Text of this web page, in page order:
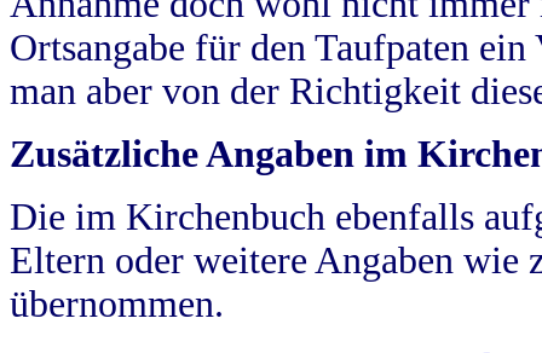
Ortsangabe für den Taufpaten
man aber von der Richtigkeit
Zusätzliche Angaben im
Die im Kirchenbuch ebenfalls
Eltern oder weitere Angaben wie
übernommen.